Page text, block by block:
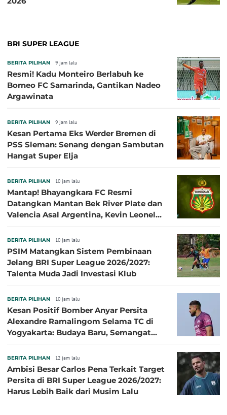
BRI SUPER LEAGUE
BERITA PILIHAN 9 jam lalu
Resmi! Kadu Monteiro Berlabuh ke
Borneo FC Samarinda, Gantikan Nadeo
Argawinata
BERITA PILIHAN 9 jam lalu
Kesan Pertama Eks Werder Bremen di
PSS Sleman: Senang dengan Sambutan
Hangat Super Elja
BERITA PILIHAN 10 jam lalu
Mantap! Bhayangkara FC Resmi
Datangkan Mantan Bek River Plate dan
Valencia Asal Argentina, Kevin Leonel
BERITA PILIHAN 10 jam lalu
PSIM Matangkan Sistem Pembinaan
Jelang BRI Super League 2026/2027:
Talenta Muda Jadi Investasi Klub
BERITA PILIHAN 10 jam lalu
Kesan Positif Bomber Anyar Persita
Alexandre Ramalingom Selama TC di
Yogyakarta: Budaya Baru, Semangat
BERITA PILIHAN 12 jam lalu
Ambisi Besar Carlos Pena Terkait Target
Persita di BRI Super League 2026/2027:
Harus Lebih Baik dari Musim Lalu